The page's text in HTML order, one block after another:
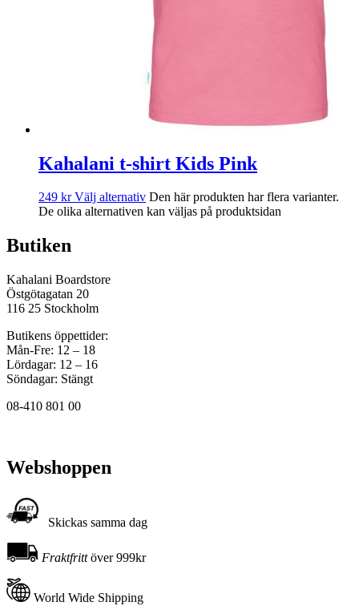
Kahalani t-shirt Kids Pink
249 kr Välj alternativ Den här produkten har flera varianter.
De olika alternativen kan väljas på produktsidan
Butiken
Kahalani Boardstore
Östgötagatan 20
116 25 Stockholm
Butikens öppettider:
Mån-Fre: 12 – 18
Lördagar: 12 – 16
Söndagar: Stängt
08-410 801 00
Webshoppen
Skickas samma dag
Fraktfrittöver 999kr
World Wide Shipping